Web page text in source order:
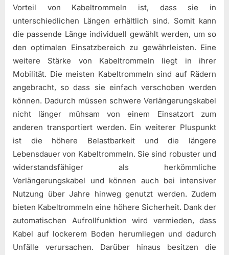
Vorteil von Kabeltrommeln ist, dass sie in
unterschiedlichen Längen erhältlich sind. Somit kann
die passende Länge individuell gewählt werden, um so
den optimalen Einsatzbereich zu gewährleisten. Eine
weitere Stärke von Kabeltrommeln liegt in ihrer
Mobilität. Die meisten Kabeltrommeln sind auf Rädern
angebracht, so dass sie einfach verschoben werden
können. Dadurch müssen schwere Verlängerungskabel
nicht länger mühsam von einem Einsatzort zum
anderen transportiert werden. Ein weiterer Pluspunkt
ist die höhere Belastbarkeit und die längere
Lebensdauer von Kabeltrommeln. Sie sind robuster und
widerstandsfähiger als herkömmliche
Verlängerungskabel und können auch bei intensiver
Nutzung über Jahre hinweg genutzt werden. Zudem
bieten Kabeltrommeln eine höhere Sicherheit. Dank der
automatischen Aufrollfunktion wird vermieden, dass
Kabel auf lockerem Boden herumliegen und dadurch
Unfälle verursachen. Darüber hinaus besitzen die